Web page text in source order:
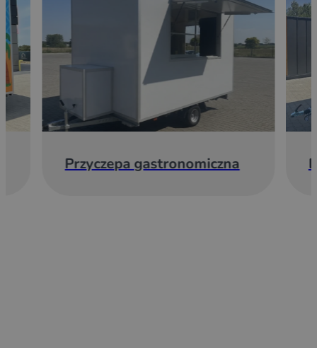
Przyczepa gastronomiczna